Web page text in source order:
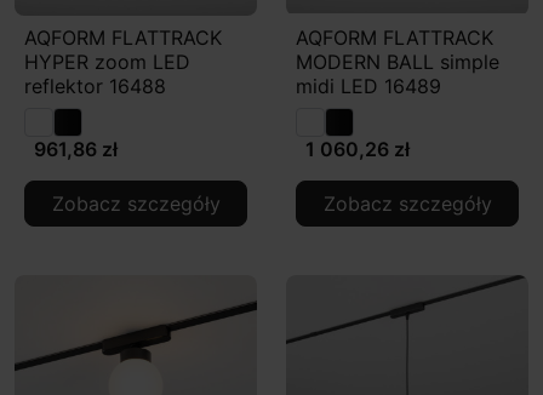
AQFORM FLATTRACK
HYPER zoom LED
reflektor 16488
961,86 zł
Zobacz szczegóły
AQFORM FLATTRACK
MODERN BALL simple
midi LED 16489
1 060,26 zł
Zobacz szczegóły